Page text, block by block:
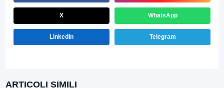
X WhatsApp
LinkedIn Telegram
ARTICOLI SIMILI